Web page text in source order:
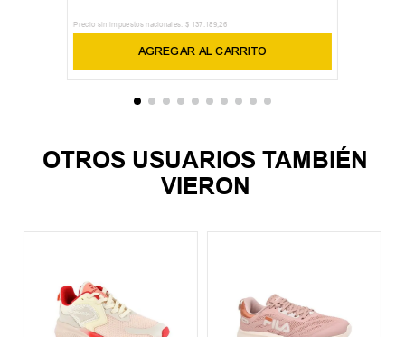
Precio sin impuestos nacionales: $ 137 .189,26
AGREGAR AL CARRITO
OTROS USUARIOS TAMBIÉN
VIERON